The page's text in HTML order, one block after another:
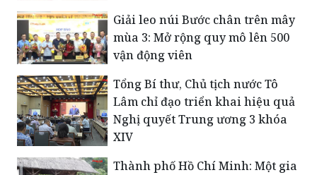
Giải leo núi Bước chân trên mây
mùa 3: Mở rộng quy mô lên 500
vận động viên
Tổng Bí thư, Chủ tịch nước Tô
Lâm chỉ đạo triển khai hiệu quả
Nghị quyết Trung ương 3 khóa
XIV
Thành phố Hồ Chí Minh: Một gia